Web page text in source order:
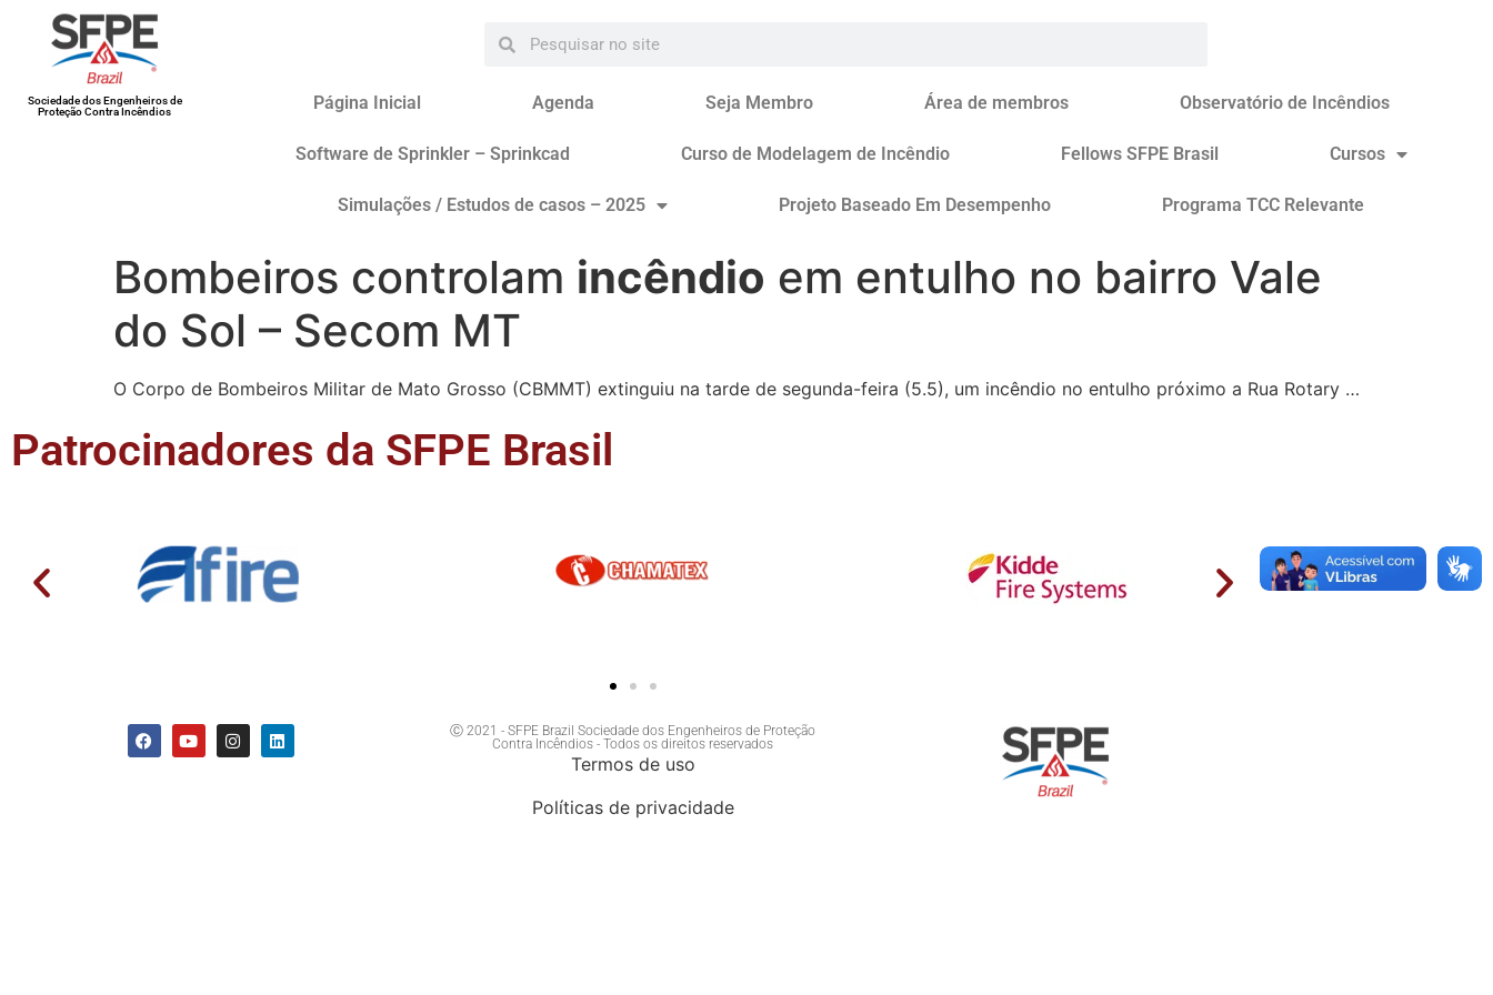
Sociedade dos Engenheiros de
Proteção Contra Incêndios
Página Inicial Agenda Seja Membro Área de membros Observatório de Incêndios
Software de Sprinkler – Sprinkcad Curso de Modelagem de Incêndio Fellows SFPE Brasil Cursos
Simulações / Estudos de casos – 2025 Projeto Baseado Em Desempenho Programa TCC Relevante
Bombeiros controlam incêndio em entulho no bairro Vale
do Sol – Secom MT
O Corpo de Bombeiros Militar de Mato Grosso (CBMMT) extinguiu na tarde de segunda-feira (5.5), um incêndio no entulho próximo a Rua Rotary …
Patrocinadores da SFPE Brasil
Ⓒ 2021 - SFPE Brazil Sociedade dos Engenheiros de Proteção
Contra Incêndios - Todos os direitos reservados
Termos de uso
Políticas de privacidade